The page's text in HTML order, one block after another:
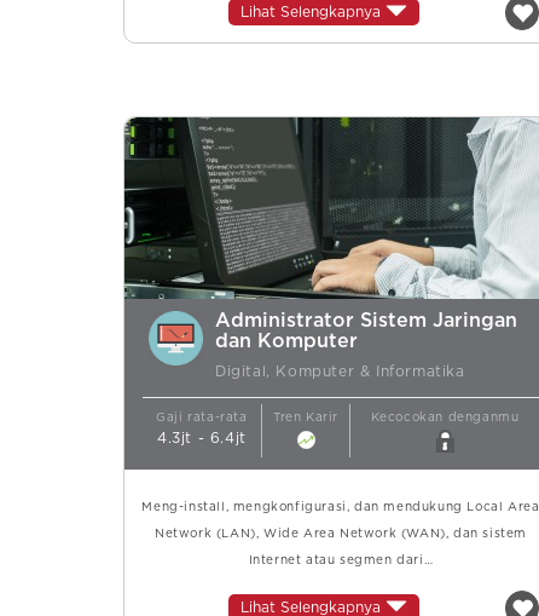
Lihat Selengkapnya
Administrator Sistem Jaringan
dan Komputer
Digital, Komputer & Informatika
Gaji rata-rata
4.3jt - 6.4jt
Tren Karir Kecocokan denganmu
Meng-install, mengkonfigurasi, dan mendukung Local Area
Network (LAN), Wide Area Network (WAN), dan sistem
Internet atau segmen dari…
Lihat Selengkapnya